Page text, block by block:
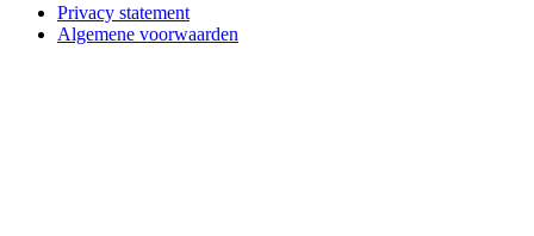
Privacy statement
Algemene voorwaarden